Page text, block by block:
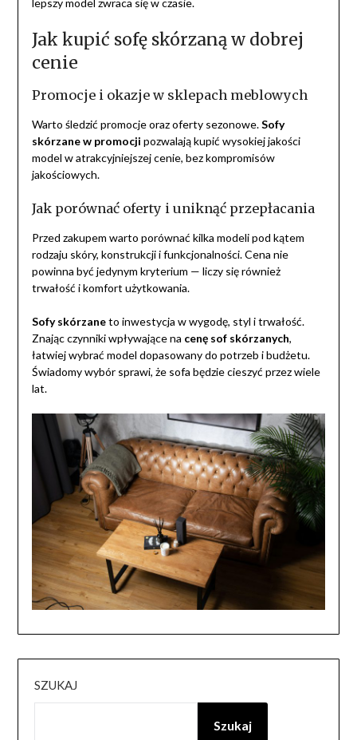
lepszy model zwraca się w czasie.
Jak kupić sofę skórzaną w dobrej
cenie
Promocje i okazje w sklepach meblowych
Warto śledzić promocje oraz oferty sezonowe.Sofy
skórzane w promocji pozwalają kupić wysokiej jakości
model w atrakcyjniejszej cenie, bez kompromisów
jakościowych.
Jak porównać oferty i uniknąć przepłacania
Przed zakupem warto porównać kilka modeli pod kątem
rodzaju skóry, konstrukcji i funkcjonalności. Cena nie
powinna być jedynym kryterium — liczy się również
trwałość i komfort użytkowania.
Sofy skórzaneto inwestycja w wygodę, styl i trwałość.
Znając czynniki wpływające na cenę sof skórzanych,
łatwiej wybrać model dopasowany do potrzeb i budżetu.
Świadomy wybór sprawi, że sofa będzie cieszyć przez wiele
lat.
SZUKAJ
Szukaj